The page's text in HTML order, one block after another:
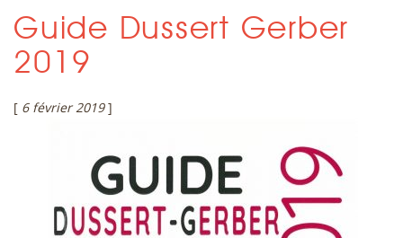
Guide Dussert Gerber
2019
[ 6 février 2019 ]